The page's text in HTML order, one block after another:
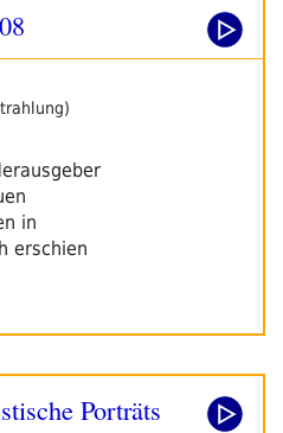
in
erschien
Porträts